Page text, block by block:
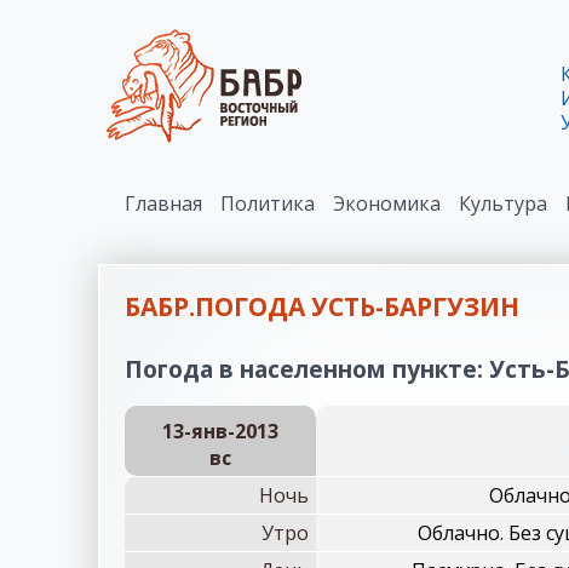
Главная Политика Экономика Культура
БАБР.ПОГОДА УСТЬ-БАРГУЗИН
Погода в населенном пункте: Усть-
13-янв-2013
вc
Ночь
Утро
Облачно. Без